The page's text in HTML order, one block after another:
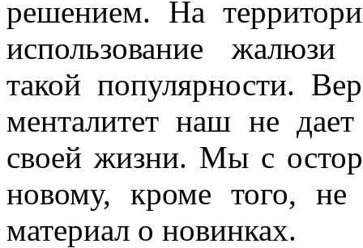
решением. На
использование
такой популярности.
менталитет наш не
своей жизни. Мы с
новому, кроме того, не
материал о новинках.